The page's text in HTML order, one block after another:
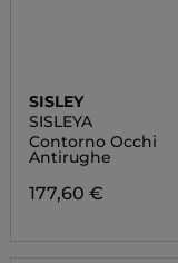
SISLEY
SISLEYA
Contorno Occhi
Antirughe
177,60 €